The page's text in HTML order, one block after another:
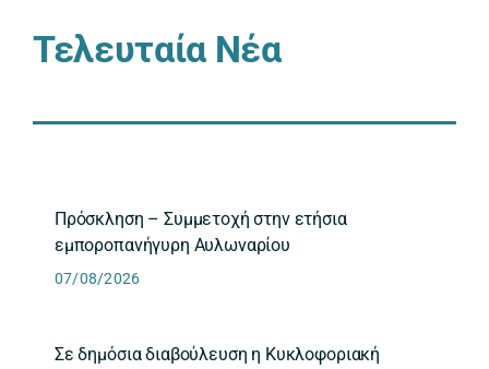
Τελευταία Νέα
Πρόσκληση – Συμμετοχή στην ετήσια
εμποροπανήγυρη Αυλωναρίου
07/08/2026
Σε δημόσια διαβούλευση η Κυκλοφοριακή